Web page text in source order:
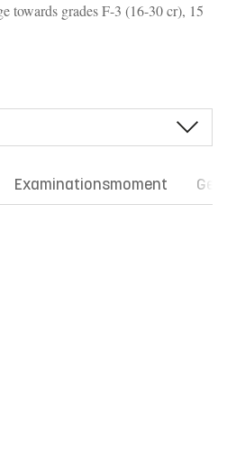
towards grades F-3 (16-30 cr), 15
Examinationsmoment